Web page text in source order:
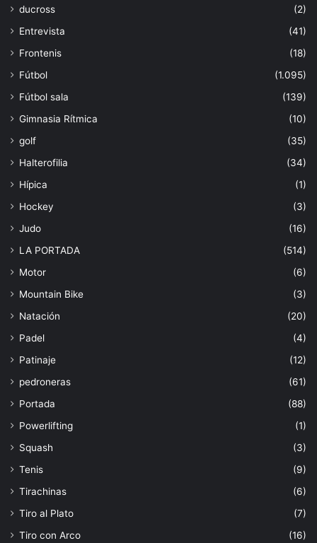
ducross
(2)
Entrevista
(41)
Frontenis
(18)
Fútbol
(1.095)
Fútbol sala
(139)
Gimnasia Rítmica
(10)
golf
(35)
Halterofilia
(34)
Hípica
(1)
Hockey
(3)
Judo
(16)
LA PORTADA
(514)
Motor
(6)
Mountain Bike
(3)
Natación
(20)
Padel
(4)
Patinaje
(12)
pedroneras
(61)
Portada
(88)
Powerlifting
(1)
Squash
(3)
Tenis
(9)
Tirachinas
(6)
Tiro al Plato
(7)
Tiro con Arco
(16)